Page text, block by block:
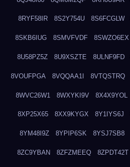
8RYF58IR 8S2Y754U 8S6FCGLW
8SKB6IUG 8SMVFVDF 8SWZO6EX
8U58PZ5Z 8U9XSZTE 8ULNF9FD
8VOUFPGA 8VQQAA1I 8VTQSTRQ
8WVC26W1 8WXYKI9V 8X4X9YOL
8XP25X65 8XX9KYGX 8Y1IYS6J
8YM48I9Z 8YPIP6SK 8YSJ7SB8
8ZC9YBAN 8ZFZMEEQ 8ZPDT42T